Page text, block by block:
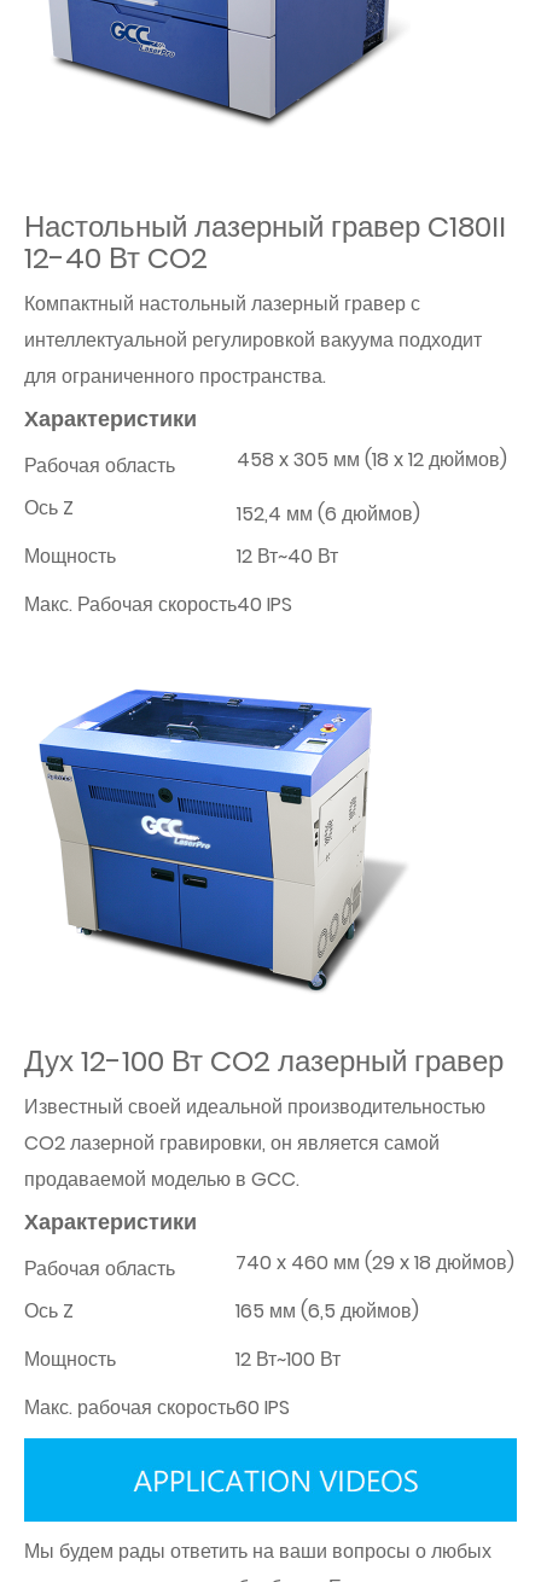
Настольный лазерный гравер C180II
12-40 Вт CO2
Компактный настольный лазерный гравер с
интеллектуальной регулировкой вакуума подходит
для ограниченного пространства.
Характеристики
Рабочая область
458 x 305 мм (18 x 12 дюймов)
Ось Z
152,4 мм (6 дюймов)
Мощность
12 Вт~40 Вт
Макс. Рабочая скорость40 IPS
Дух 12-100 Вт CO2 лазерный гравер
Известный своей идеальной производительностью
CO2 лазерной гравировки, он является самой
продаваемой моделью в GCC.
Характеристики
Рабочая область
740 x 460 мм (29 x 18 дюймов)
Ось Z
165 мм (6,5 дюймов)
Мощность
12 Вт~100 Вт
Макс. рабочая скорость60 IPS
Мы будем рады ответить на ваши вопросы о любых